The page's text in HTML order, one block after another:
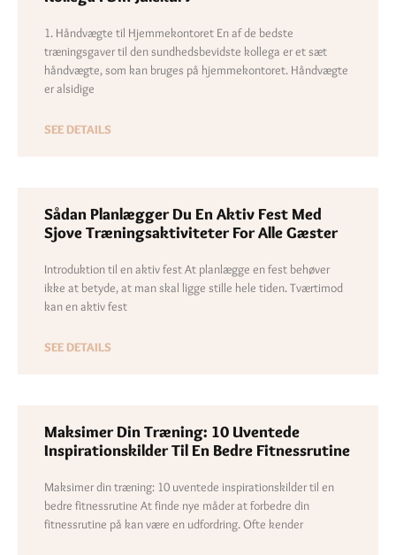
1. Håndvægte til Hjemmekontoret En af de bedste
træningsgaver til den sundhedsbevidste kollega er et sæt
håndvægte, som kan bruges på hjemmekontoret. Håndvægte
er alsidige
SEE DETAILS
Sådan Planlægger Du En Aktiv Fest Med
Sjove Træningsaktiviteter For Alle Gæster
Introduktion til en aktiv fest At planlægge en fest behøver
ikke at betyde, at man skal ligge stille hele tiden. Tværtimod
kan en aktiv fest
SEE DETAILS
Maksimer Din Træning: 10 Uventede
Inspirationskilder Til En Bedre Fitnessrutine
Maksimer din træning: 10 uventede inspirationskilder til en
bedre fitnessrutine At finde nye måder at forbedre din
fitnessrutine på kan være en udfordring. Ofte kender